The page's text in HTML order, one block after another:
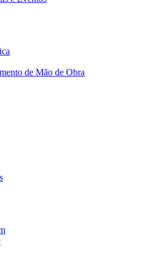
de Mão de Obra